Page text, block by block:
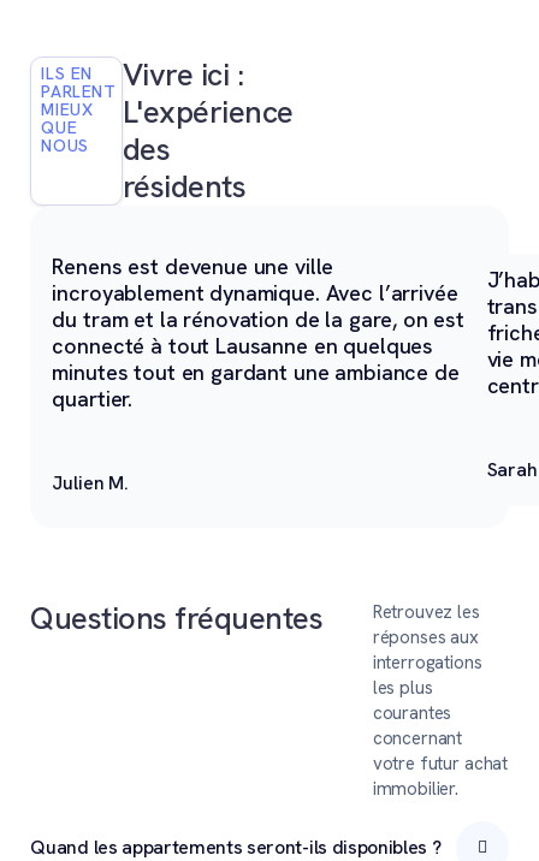
ILS EN
PARLENT
MIEUX
QUE
NOUS
Vivre ici :
L'expérience
des
résidents
Renens est devenue une ville
incroyablement dynamique. Avec l’arrivée
du tram et la rénovation de la gare, on est
connecté à tout Lausanne en quelques
minutes tout en gardant une ambiance de
quartier.
Julien M.
vie
Questions fréquentes
Retrouvez les
réponses aux
interrogations
les plus
courantes
concernant
votre futur achat
immobilier.
Quand les appartements seront-ils disponibles ?